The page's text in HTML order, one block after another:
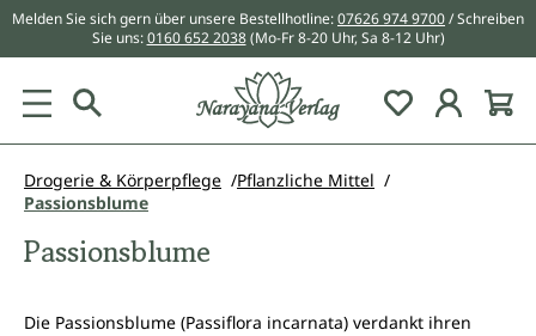
springen
Melden Sie sich gern über unsere Bestellhotline:07626 974 9700/ Schreiben
Sie uns:0160 652 2038 (Mo-Fr 8-20 Uhr, Sa 8-12 Uhr)
Du hast 0
Drogerie & Körperpflege
Pflanzliche Mittel
Passionsblume
Passionsblume
Die Passionsblume (Passiflora incarnata) verdankt ihren